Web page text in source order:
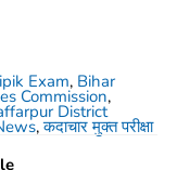
Exam, Bihar
Commission,
District
,कदाचार मुक्त परीक्षा